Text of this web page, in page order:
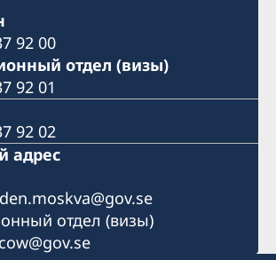
92 00
отдел (визы)
92 01
92 02
адрес
отдел (визы)